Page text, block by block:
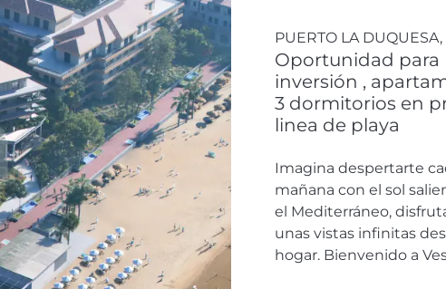
PUERTO LA
Oportunidad para
inversión ,
3 dormitorios en
linea de playa
Imagina despertarte
mañana con el sol
el Mediterráneo,
unas vistas infinitas
hogar. Bienvenido a